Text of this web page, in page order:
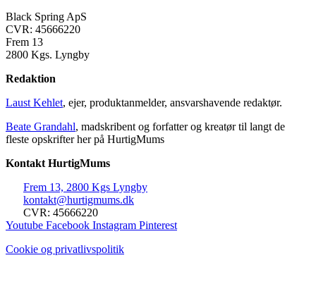
Black Spring ApS
CVR: 45666220
Frem 13
2800 Kgs. Lyngby
Redaktion
Laust Kehlet, ejer, produktanmelder, ansvarshavende redaktør.
Beate Grandahl, madskribent og forfatter og kreatør til langt de
fleste opskrifter her på HurtigMums
Kontakt HurtigMums
Frem 13, 2800 Kgs Lyngby
kontakt@hurtigmums.dk
CVR: 45666220
Youtube Facebook Instagram Pinterest
Cookie og privatlivspolitik